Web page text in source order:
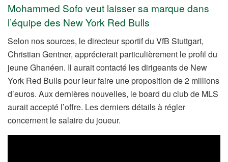
Mohammed Sofo veut laisser sa marque dans
l’équipe des New York Red Bulls
Selon nos sources, le directeur sportif du VfB Stuttgart,
Christian Gentner, apprécierait particulièrement le profil du
jeune Ghanéen. Il aurait contacté les dirigeants de New
York Red Bulls pour leur faire une proposition de 2 millions
d’euros. Aux dernières nouvelles, le board du club de MLS
aurait accepté l’offre. Les derniers détails à régler
concernent le salaire du joueur.